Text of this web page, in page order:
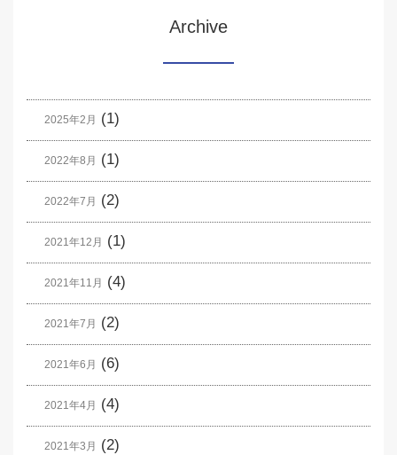
Archive
2025年2月 (1)
2022年8月 (1)
2022年7月 (2)
2021年12月 (1)
2021年11月 (4)
2021年7月 (2)
2021年6月 (6)
2021年4月 (4)
2021年3月 (2)